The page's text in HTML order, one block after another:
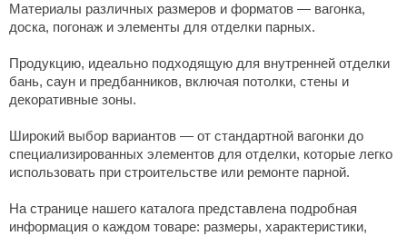
Материалы различных размеров и форматов — вагонка,
доска, погонаж и элементы для отделки парных.
Продукцию, идеально подходящую для внутренней отделки
бань, саун и предбанников, включая потолки, стены и
декоративные зоны.
Широкий выбор вариантов — от стандартной вагонки до
специализированных элементов для отделки, которые легко
использовать при строительстве или ремонте парной.
На странице нашего каталога представлена подробная
информация о каждом товаре: размеры, характеристики,